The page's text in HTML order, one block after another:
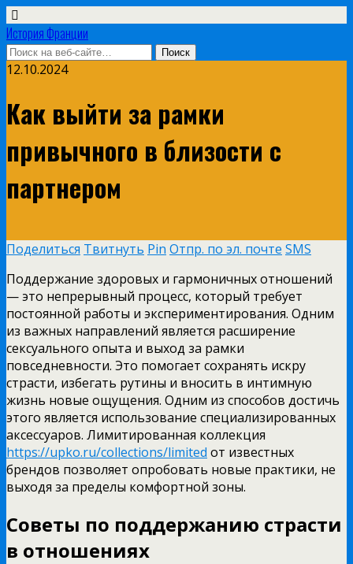
История Франции
12.10.2024
Как выйти за рамки
привычного в близости с
партнером
Поделиться Твитнуть Pin Отпр. по эл. почте SMS
Поддержание здоровых и гармоничных отношений
— это непрерывный процесс, который требует
постоянной работы и экспериментирования. Одним
из важных направлений является расширение
сексуального опыта и выход за рамки
повседневности. Это помогает сохранять искру
страсти, избегать рутины и вносить в интимную
жизнь новые ощущения. Одним из способов достичь
этого является использование специализированных
аксессуаров. Лимитированная коллекция
https://upko.ru/collections/limited от известных
брендов позволяет опробовать новые практики, не
выходя за пределы комфортной зоны.
Советы по поддержанию страсти
в отношениях